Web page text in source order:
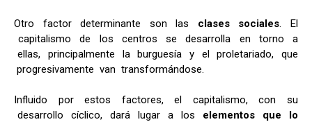
Otro factor determinante son las clases sociales. El
capitalismo de los centros se desarrolla en torno a
ellas, principalmente la burguesía y el proletariado, que
progresivamente van transformándose.
Influido por estos factores, el capitalismo, con su
desarrollo cíclico, dará lugar a los elementos que lo